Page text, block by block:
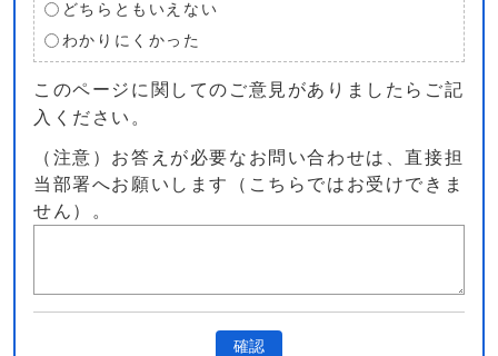
どちらともいえない
わかりにくかった
このページに関してのご意見がありましたらご記
入ください。
（注意）お答えが必要なお問い合わせは、直接担
当部署へお願いします（こちらではお受けできま
せん）。
確認